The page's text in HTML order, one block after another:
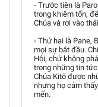
- Trước tiên là
trong khiêm tốn,
Chúa và rơi vào
- Thứ hai là Pane,
mọi sự bắt đầu.
Hội, chứ không
trong những tin
Chúa Kitô được
nhưng họ cảm
mến.